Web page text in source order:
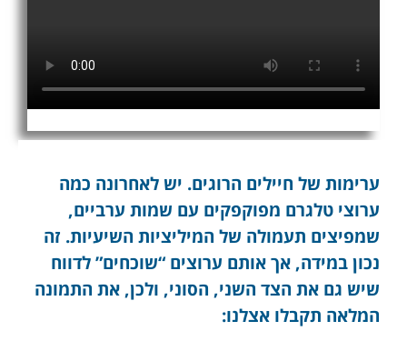
ערימות של חיילים הרוגים. יש לאחרונה כמה
ערוצי טלגרם מפוקפקים עם שמות ערביים,
שמפיצים תעמולה של המיליציות השיעיות. זה
נכון במידה, אך אותם ערוצים “שוכחים” לדווח
שיש גם את הצד השני, הסוני, ולכן, את התמונה
המלאה תקבלו אצלנו: